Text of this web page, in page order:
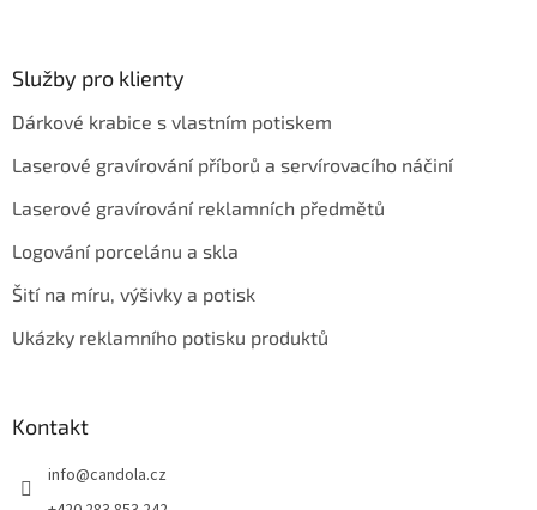
Služby pro klienty
Dárkové krabice s vlastním potiskem
Laserové gravírování příborů a servírovacího náčiní
Laserové gravírování reklamních předmětů
Logování porcelánu a skla
Šití na míru, výšivky a potisk
Ukázky reklamního potisku produktů
Kontakt
info@candola.cz